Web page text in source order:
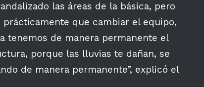
las áreas de la básica, pero
que cambiar el equipo,
tenemos de manera permanente el
porque las lluvias te dañan, se
de manera permanente”, explicó el